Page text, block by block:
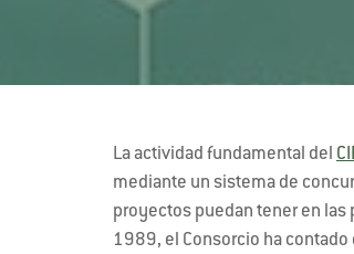
La actividad fundamental del
mediante un sistema de
proyectos puedan tener en las
1989, el Consorcio ha contado